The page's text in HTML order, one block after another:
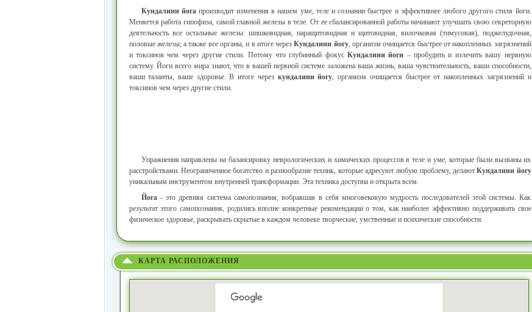
Кундалини йогапроизводит изменения в нашем уме, теле и сознании быстрее и эффективнее любого другого стиля йоги.
Меняется работа гипофиза, самой главной железы в теле. От ее сбалансированной работы начинают улучшать свою секреторную
деятельность все остальные железы: шишковидная, паращитовидная и щитовидная, вилочковая (тимусовая), поджелудочная,
половые железы; а также все органы, и в итоге черезКундалини йогу, организм очищается быстрее от накопленных загрязнений
и токсинов чем через другие стили. Потому что глубинный фокусКундалини йоги – пробудить и излечить вашу нервную
систему. Йоги всего мира знают, что в вашей нервной системе заложена ваша жизнь, ваша чувствительность, ваши способности,
ваши таланты, ваше здоровье. В итоге через кундалини йогу , организм очищается быстрее от накопленных загрязнений и
токсинов чем через другие стили.
Упражнения направлены на балансировку неврологических и химических процессов в теле и уме, которые были вызваны их
расстройствами. Неограниченное богатство и разнообразие техник, которые адресуют любую проблему, делаютКундалини йогу
уникальным инструментом внутренней трансформации. Эта техника доступна и открыта всем.
Йога- это древняя система самопознания, вобравшая в себя многовековую мудрость последователей этой системы. Как
результат этого самопознания, родились вполне конкретные рекомендации о том, как наиболее эффективно поддерживать свое
физическое здоровье, раскрывать скрытые в каждом человеке творческие, умственные и психические способности.
КАРТА РАСПОЛОЖЕНИЯ